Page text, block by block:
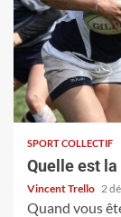
SPORT COLLECTIF
Quelle est la
Vincent Trello 2
Quand vous